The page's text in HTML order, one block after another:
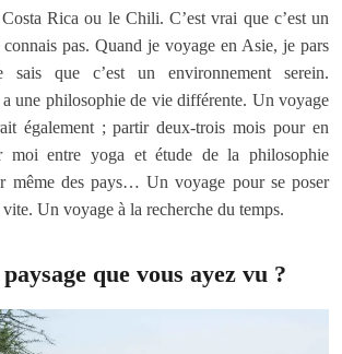
Rica ou le Chili. C’est vrai que c’est un
pas. Quand je voyage en Asie, je pars
que c’est un environnement serein.
une philosophie de vie différente. Un voyage
également ; partir deux-trois mois pour en
moi entre yoga et étude de la philosophie
même des pays… Un voyage pour se poser
Un voyage à la recherche du temps.
que vous ayez vu ?